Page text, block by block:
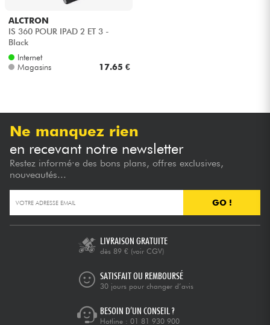
Câbles & Access.
ALCTRON
IS 360 POUR IPAD 2 ET 3 -
Black
Internet
Magasins
17.65 €
Ne manquez rien
en recevant notre newsletter
Restez informé·e des bons plans, offres exclusives,
nouveautés...
GO !
LIVRAISON GRATUITE
dès 89 € (voir CGV)
SATISFAIT OU REMBOURSÉ
30 jours pour changer d’avis
BESOIN D’UN CONSEIL ?
Hotline : 01 81 930 900